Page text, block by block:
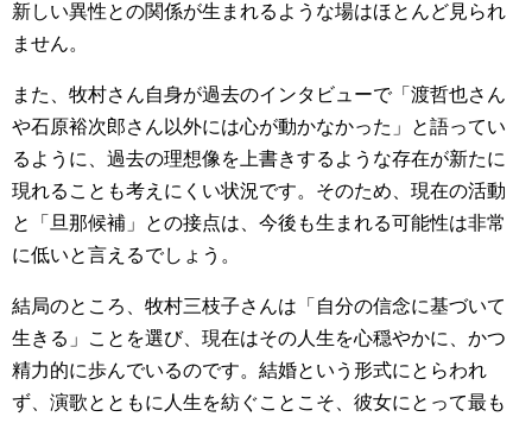
新しい異性との関係が生まれるような場はほとんど見られ
ません。
また、牧村さん自身が過去のインタビューで「渡哲也さん
や石原裕次郎さん以外には心が動かなかった」と語ってい
るように、過去の理想像を上書きするような存在が新たに
現れることも考えにくい状況です。そのため、現在の活動
と「旦那候補」との接点は、今後も生まれる可能性は非常
に低いと言えるでしょう。
結局のところ、牧村三枝子さんは「自分の信念に基づいて
生きる」ことを選び、現在はその人生を心穏やかに、かつ
精力的に歩んでいるのです。結婚という形式にとらわれ
ず、演歌とともに人生を紡ぐことこそ、彼女にとって最も